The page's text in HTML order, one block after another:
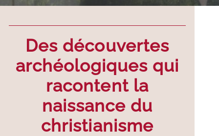
Des découvertes
archéologiques qui
racontent la
naissance du
christianisme